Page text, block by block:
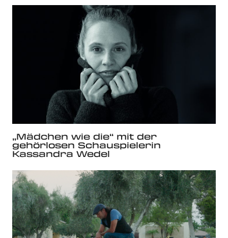
„Mädchen wie die“ mit der
gehörlosen Schauspielerin
Kassandra Wedel